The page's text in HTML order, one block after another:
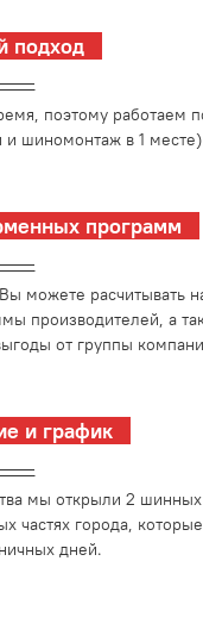
подход
поэтому работаем
шиномонтаж в 1
программ
можете расчитывать
производителей, а
от группы
и график
мы открыли 2
частях города,
дней.